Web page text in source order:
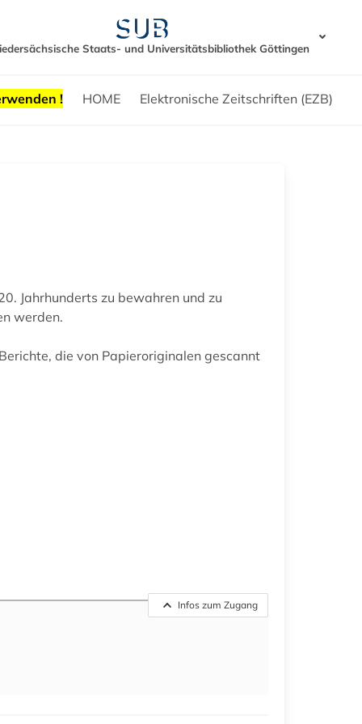
Staats- und Universitätsbibliothek Göttingen
! HOME Elektronische Zeitschriften (EZB)
Jahrhunderts zu bewahren und zu
werden.
die von Papieroriginalen gescannt
Infos zum Zugang